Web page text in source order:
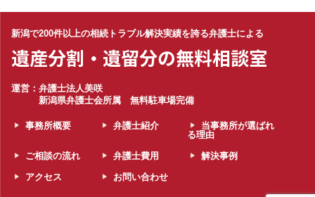
新潟で200件以上の相続トラブル解決実績を誇る弁護士による
遺産分割・遺留分の無料相談室
運営：弁護士法人美咲
新潟県弁護士会所属 無料駐車場完備
事務所概要 弁護士紹介
当事務所が選ばれ
る理由
ご相談の流れ
弁護士費用
解決事例
アクセス
お問い合わせ